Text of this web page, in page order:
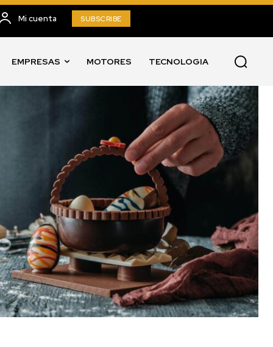
Mi cuenta SUBSCRIBE
EMPRESAS MOTORES TECNOLOGIA